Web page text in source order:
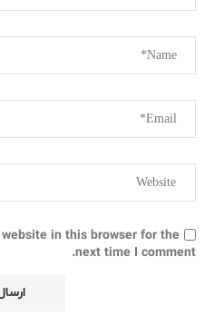
in this browser for the
next time I comment.